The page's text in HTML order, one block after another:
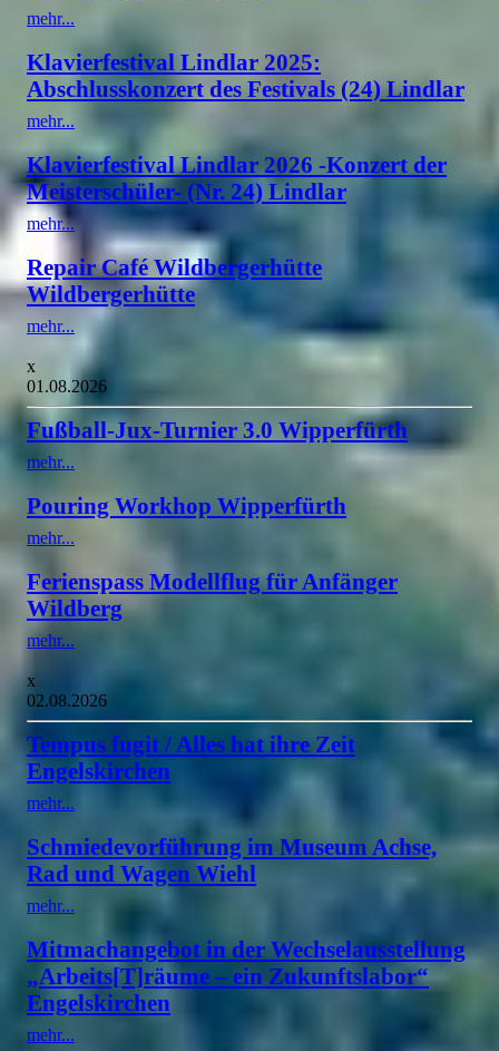
mehr...
Klavierfestival Lindlar 2025:
Abschlusskonzert des Festivals (24) Lindlar
mehr...
Klavierfestival Lindlar 2026 -Konzert der
Meisterschüler- (Nr. 24) Lindlar
mehr...
Repair Café Wildbergerhütte
Wildbergerhütte
mehr...
x
01.08.2026
Fußball-Jux-Turnier 3.0 Wipperfürth
mehr...
Pouring Workhop Wipperfürth
mehr...
Ferienspass Modellflug für Anfänger
Wildberg
mehr...
x
02.08.2026
Tempus fugit / Alles hat ihre Zeit
Engelskirchen
mehr...
Schmiedevorführung im Museum Achse,
Rad und Wagen Wiehl
mehr...
Mitmachangebot in der Wechselausstellung
„Arbeits[T]räume – ein Zukunftslabor“
Engelskirchen
mehr...